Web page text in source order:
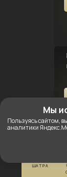
ШАТРА
Мы
Пользуясь сайтом,
аналитики